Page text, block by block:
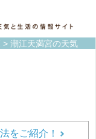
> 潮江天満宮の天気
をご紹介！